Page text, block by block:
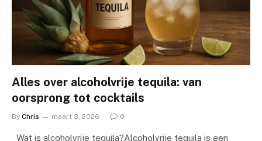
Alles over alcoholvrije tequila: van
oorsprong tot cocktails
By Chris maart 3, 2026 0
Wat is alcoholvrije tequila?Alcoholvrije tequila is een